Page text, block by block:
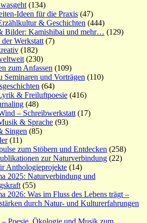
(134)
Ideen für die Praxis (47)
& Geschichten (444)
Bilder: Kamishibai und mehr… (129)
der Werkstatt (7)
(182)
(230)
zum Anfassen (109)
Seminaren und Vorträgen (110)
(64)
& Freiluftpoesie (416)
(48)
– Schreibwerkstatt (17)
& Sprache (93)
Singen (85)
(11)
zum Stöbern und Entdecken (258)
zur Naturverbindung (22)
Anthologieprojekte (14)
2025: Naturverbindung und
(55)
2026: Was im Fluss des Lebens trägt –
durch Natur- und Kulturerfahrungen
– Poesie, Ökologie und Musik zum